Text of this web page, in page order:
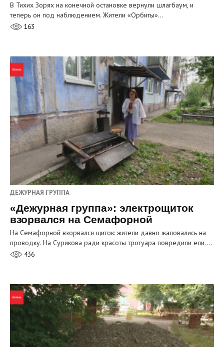
В Тихих Зорях на конечной остановке вернули шлагбаум, и
теперь он под наблюдением. Жители «Орбиты»…
163
ДЕЖУРНАЯ ГРУППА
«Дежурная группа»: электрощиток
взорвался на Семафорной
На Семафорной взорвался щиток: жители давно жаловались на
проводку. На Сурикова ради красоты тротуара повредили ели.…
436